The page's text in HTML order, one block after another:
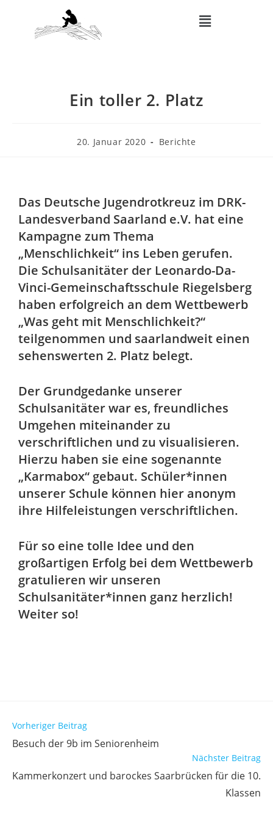
Ein toller 2. Platz
20. Januar 2020 Berichte
Das Deutsche Jugendrotkreuz im DRK-
Landesverband Saarland e.V. hat eine
Kampagne zum Thema
„Menschlichkeit“ ins Leben gerufen.
Die Schulsanitäter der Leonardo-Da-
Vinci-Gemeinschaftsschule Riegelsberg
haben erfolgreich an dem Wettbewerb
„Was geht mit Menschlichkeit?“
teilgenommen und saarlandweit einen
sehenswerten 2. Platz belegt.
Der Grundgedanke unserer
Schulsanitäter war es, freundliches
Umgehen miteinander zu
verschriftlichen und zu visualisieren.
Hierzu haben sie eine sogenannte
„Karmabox“ gebaut. Schüler*innen
unserer Schule können hier anonym
ihre Hilfeleistungen verschriftlichen.
Für so eine tolle Idee und den
großartigen Erfolg bei dem Wettbewerb
gratulieren wir unseren
Schulsanitäter*innen ganz herzlich!
Weiter so!
Vorheriger Beitrag
Besuch der 9b im Seniorenheim
Nächster Beitrag
Kammerkonzert und barockes Saarbrücken für die 10.
Klassen